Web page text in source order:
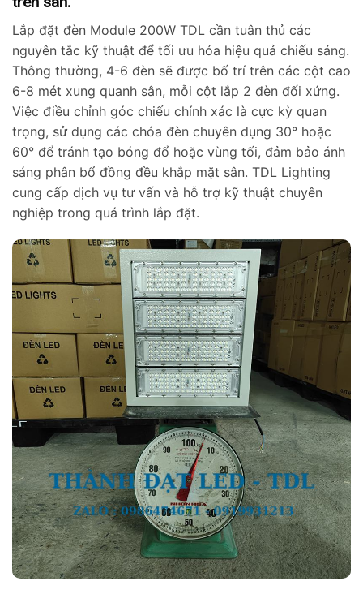
Lắp đặt đèn Module 200W TDL cần tuân thủ các
nguyên tắc kỹ thuật để tối ưu hóa hiệu quả chiếu sáng.
Thông thường, 4-6 đèn sẽ được bố trí trên các cột cao
6-8 mét xung quanh sân, mỗi cột lắp 2 đèn đối xứng.
Việc điều chỉnh góc chiếu chính xác là cực kỳ quan
trọng, sử dụng các chóa đèn chuyên dụng 30° hoặc
60° để tránh tạo bóng đổ hoặc vùng tối, đảm bảo ánh
sáng phân bổ đồng đều khắp mặt sân. TDL Lighting
cung cấp dịch vụ tư vấn và hỗ trợ kỹ thuật chuyên
nghiệp trong quá trình lắp đặt.